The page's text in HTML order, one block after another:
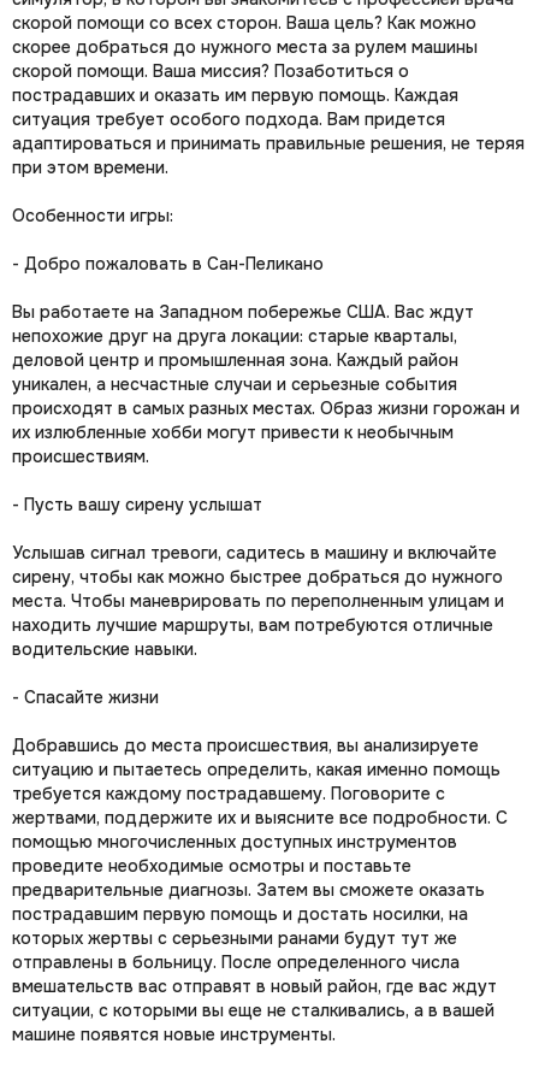
скорой помощи со всех сторон. Ваша цель? Как можно
скорее добраться до нужного места за рулем машины
скорой помощи. Ваша миссия? Позаботиться о
пострадавших и оказать им первую помощь. Каждая
ситуация требует особого подхода. Вам придется
адаптироваться и принимать правильные решения, не теряя
при этом времени.
Особенности игры:
- Добро пожаловать в Сан-Пеликано
Вы работаете на Западном побережье США. Вас ждут
непохожие друг на друга локации: старые кварталы,
деловой центр и промышленная зона. Каждый район
уникален, а несчастные случаи и серьезные события
происходят в самых разных местах. Образ жизни горожан и
их излюбленные хобби могут привести к необычным
происшествиям.
- Пусть вашу сирену услышат
Услышав сигнал тревоги, садитесь в машину и включайте
сирену, чтобы как можно быстрее добраться до нужного
места. Чтобы маневрировать по переполненным улицам и
находить лучшие маршруты, вам потребуются отличные
водительские навыки.
- Спасайте жизни
Добравшись до места происшествия, вы анализируете
ситуацию и пытаетесь определить, какая именно помощь
требуется каждому пострадавшему. Поговорите с
жертвами, поддержите их и выясните все подробности. С
помощью многочисленных доступных инструментов
проведите необходимые осмотры и поставьте
предварительные диагнозы. Затем вы сможете оказать
пострадавшим первую помощь и достать носилки, на
которых жертвы с серьезными ранами будут тут же
отправлены в больницу. После определенного числа
вмешательств вас отправят в новый район, где вас ждут
ситуации, с которыми вы еще не сталкивались, а в вашей
машине появятся новые инструменты.